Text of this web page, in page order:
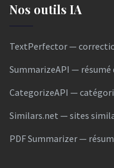
Nos outils IA
TextPerfector —
SummarizeAPI — résumé
CategorizeAPI —
Similars.net — sites
PDF Summarizer —